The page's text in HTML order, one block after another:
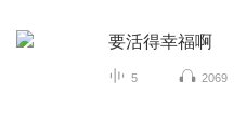
要活得幸福啊
5 2069